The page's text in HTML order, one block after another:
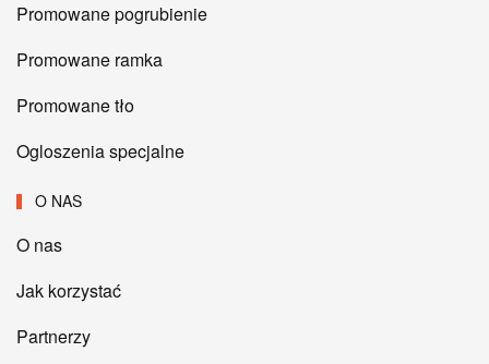
Promowane pogrubienie
Promowane ramka
Promowane tło
Ogloszenia specjalne
O NAS
O nas
Jak korzystać
Partnerzy